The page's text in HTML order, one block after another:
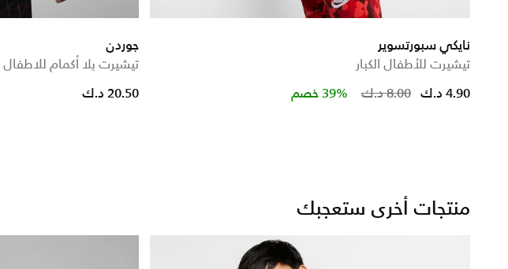
نايكي سبورتسوير
تيشيرت للأطفال الكبار
Price
8.00 د.ك 4.90 د.ك 39% خصم
جوردن
تيشيرت بلا أكمام للاطفال
20.50 د.ك
منتجات أخرى ستعجبك